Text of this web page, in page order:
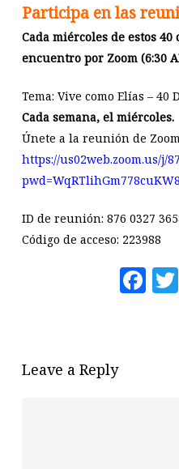
Participa en las
Cada miércoles de estos
encuentro por Zoom (6:30
Tema: Vive como Elías – 40
Cada semana, el miércoles.
Únete a la reunión de
https://us02web.zoom.us/j/
ID de reunión: 876 0327
Código de acceso: 223988
Leave a Reply